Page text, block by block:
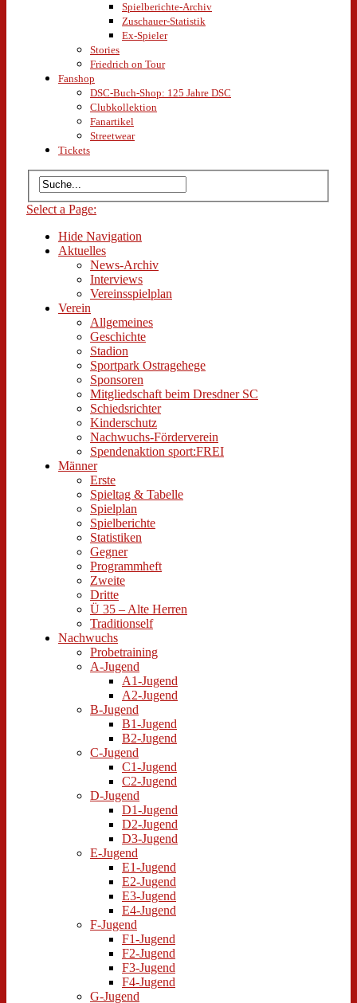
Spielberichte-Archiv
Zuschauer-Statistik
Ex-Spieler
Stories
Friedrich on Tour
Fanshop
DSC-Buch-Shop: 125 Jahre DSC
Clubkollektion
Fanartikel
Streetwear
Tickets
Select a Page:
Hide Navigation
Aktuelles
News-Archiv
Interviews
Vereinsspielplan
Verein
Allgemeines
Geschichte
Stadion
Sportpark Ostragehege
Sponsoren
Mitgliedschaft beim Dresdner SC
Schiedsrichter
Kinderschutz
Nachwuchs-Förderverein
Spendenaktion sport:FREI
Männer
Erste
Spieltag & Tabelle
Spielplan
Spielberichte
Statistiken
Gegner
Programmheft
Zweite
Dritte
Ü 35 – Alte Herren
Traditionself
Nachwuchs
Probetraining
A-Jugend
A1-Jugend
A2-Jugend
B-Jugend
B1-Jugend
B2-Jugend
C-Jugend
C1-Jugend
C2-Jugend
D-Jugend
D1-Jugend
D2-Jugend
D3-Jugend
E-Jugend
E1-Jugend
E2-Jugend
E3-Jugend
E4-Jugend
F-Jugend
F1-Jugend
F2-Jugend
F3-Jugend
F4-Jugend
G-Jugend